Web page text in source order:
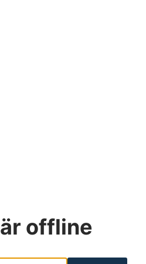
är offline